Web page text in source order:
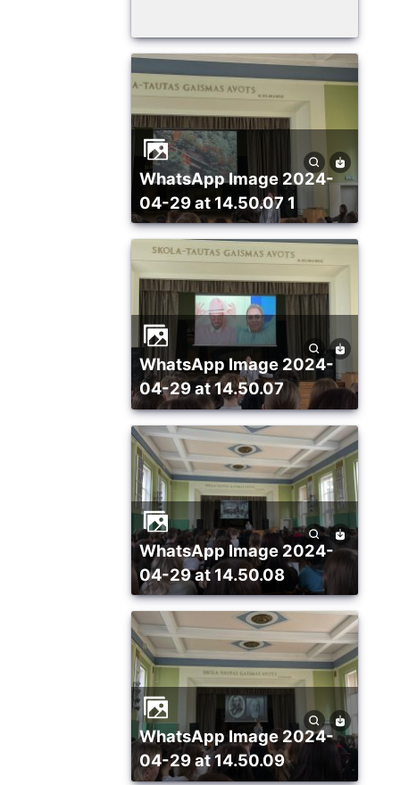
WhatsApp Image 2024-
04-29 at 14.50.07 1
WhatsApp Image 2024-
04-29 at 14.50.07
WhatsApp Image 2024-
04-29 at 14.50.08
WhatsApp Image 2024-
04-29 at 14.50.09